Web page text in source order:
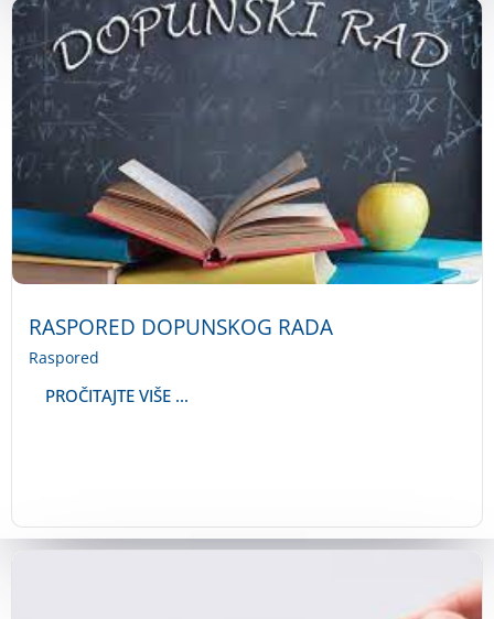
RASPORED DOPUNSKOG RADA
Raspored
PROČITAJTE VIŠE ...